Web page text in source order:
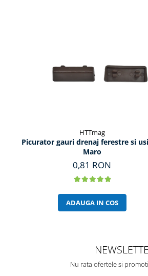
HTTmag
Picurator gauri drenaj ferestre si
Maro
0,81 RON
ADAUGA IN COS
Nu rata ofertele si